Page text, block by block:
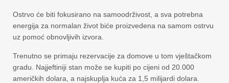
Ostrvo će biti fokusirano na samoodrživost, a sva potrebna
energija za normalan život biće proizvedena na samom ostrvu
uz pomoć obnovljivih izvora.
Trenutno se primaju rezervacije za domove u tom vještačkom
gradu. Najjeftiniji stan može se kupiti po cijeni od 20.000
američkih dolara, a najskuplja kuća za 1,5 milijardi dolara.